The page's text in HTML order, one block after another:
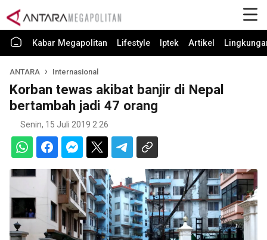
Kabar Megapolitan Lifestyle Iptek Artikel
ANTARA Internasional
Korban tewas akibat banjir di Nepal
bertambah jadi 47 orang
Senin, 15 Juli 2019 2:26